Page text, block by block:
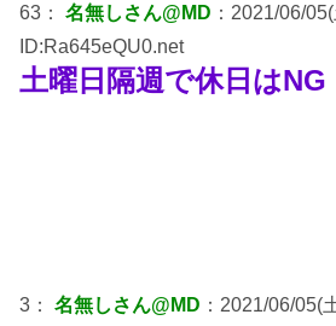
63： 名無しさん@MD ：2021/06/
ID:Ra645eQU0.net
土曜日隔週で休日はNG
3： 名無しさん@MD ：2021/06/05(